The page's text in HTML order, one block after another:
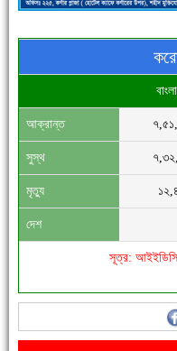
সিগমা ওয়েল ইন্ডাস্ট্রির মেকানিক ও
'বাংলা সাহিত্যানুরাগীরা তাঁর
আক্রান্ত
সুস্থ
মৃত্যু
দেশ
সূত্র: